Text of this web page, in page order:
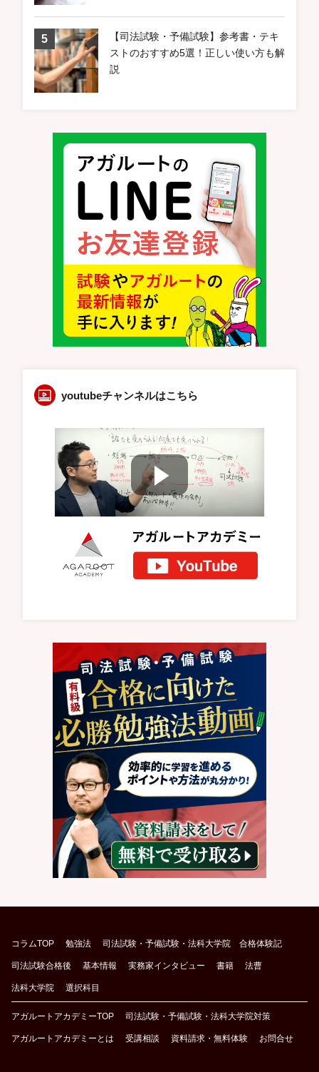
【司法試験・予備試験】参考書・テキ
ストのおすすめ5選！正しい使い方も解
説
youtubeチャンネルはこちら
コラムTOP 勉強法 司法試験・予備試験・法科大学院 合格体験記
司法試験合格後 基本情報 実務家インタビュー 書籍 法曹
法科大学院 選択科目
アガルートアカデミーTOP 司法試験・予備試験・法科大学院対策
アガルートアカデミーとは 受講相談 資料請求・無料体験 お問合せ